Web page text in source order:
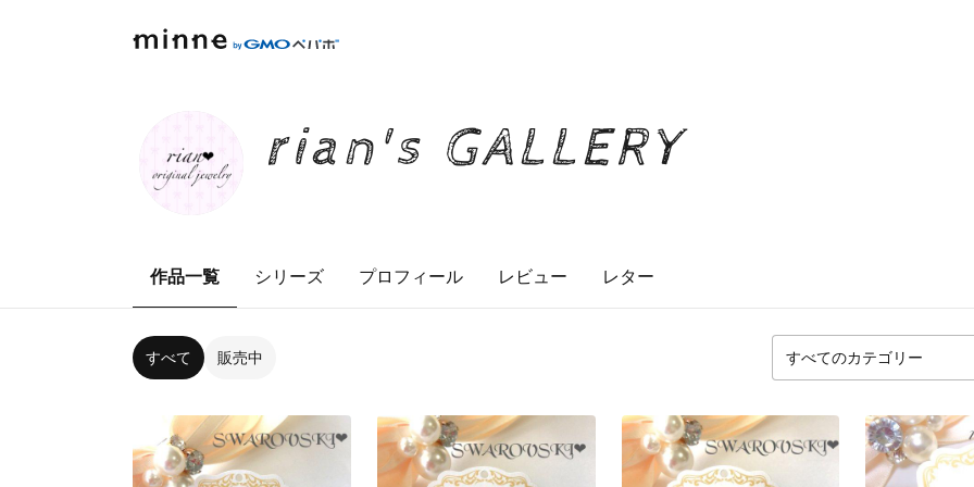
rian's GALLERY
作品一覧 シリーズ プロフィール レビュー レター
すべて 販売中